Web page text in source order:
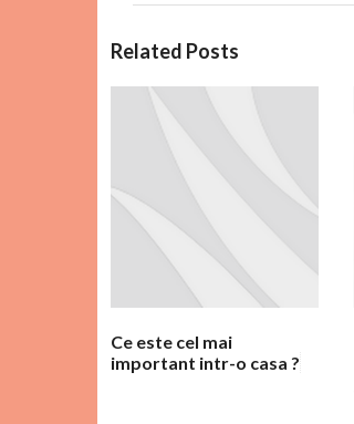
Related Posts
Ce este cel mai
important intr-o casa ?
C
t
a